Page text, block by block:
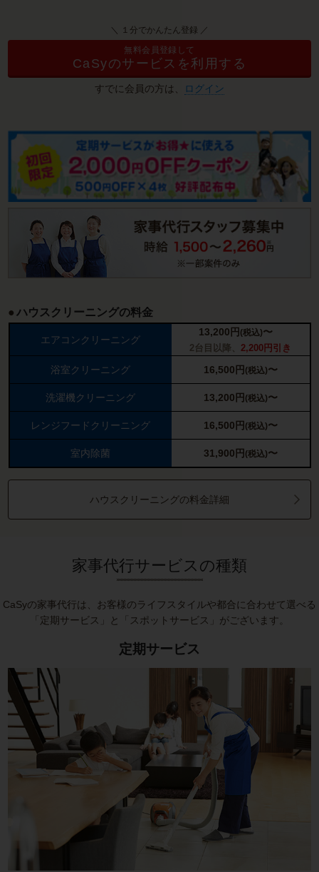
＼ １分でかんたん登録 ／
無料会員登録して
CaSyのサービスを利用する
すでに会員の方は、 ログイン
ハウスクリーニングの料金
エアコンクリーニング
13,200 円 (税込)〜
2台目以降、 2,200円引き
浴室クリーニング 16,500 円 (税込)〜
洗濯機クリーニング 13,200 円 (税込)〜
レンジフードクリーニング 16,500 円 (税込)〜
室内除菌 31,900 円 (税込)〜
ハウスクリーニングの料金詳細
家事代行サービスの種類
CaSyの家事代行は、お客様のライフスタイルや都合に合わせて選べる
「定期サービス」と「スポットサービス」がございます。
定期サービス